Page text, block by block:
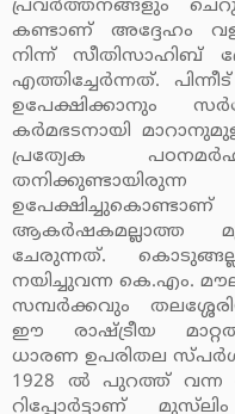
പ്രവര്‍ത്തനങ്ങളും
കണ്ടാണ് അദ്ദേഹം
നിന്ന് സീതിസാഹിബ്
എത്തിച്ചേര്‍ന്നത്.
ഉപേക്ഷിക്കാനും
കര്‍മഭടനായി
പ്രത്യേക
ആകര്‍ഷകമല്ലാത്ത
ചേരുന്നത്.
നയിച്ചുവന്ന കെ.എം.
സമ്പര്‍ക്കവും
ഈ രാഷ്ട്രീയ
ധാരണ ഉപരിതല
1928 ല്‍ പുറത്ത് വന്ന
റിപ്പോര്‍ട്ടാണ്